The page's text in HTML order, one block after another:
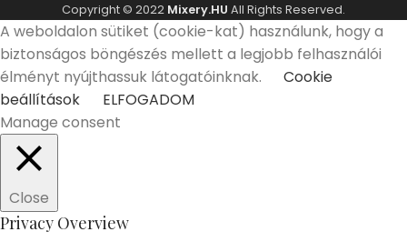
Copyright © 2022 Mixery.HU All Rights Reserved.
A weboldalon sütiket (cookie-kat) használunk, hogy a
biztonságos böngészés mellett a legjobb felhasználói
élményt nyújthassuk látogatóinknak.
Cookie
beállítások
ELFOGADOM
Manage consent
Close
Privacy Overview